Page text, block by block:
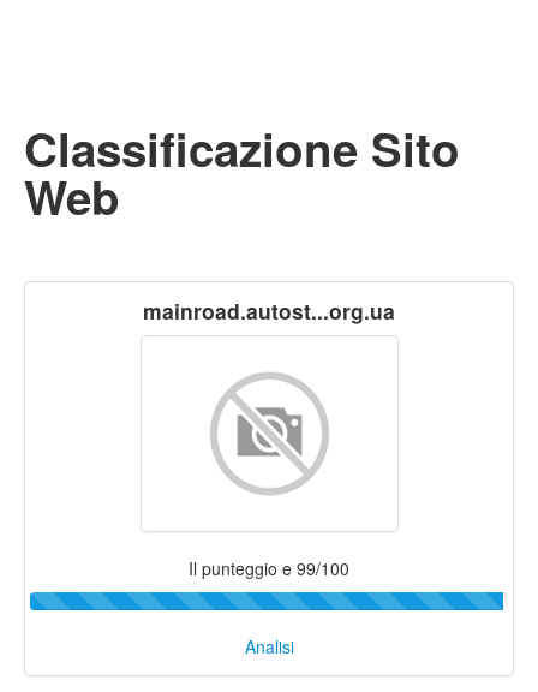
Classificazione Sito
Web
mainroad.autost...org.ua
Il punteggio e 99/100
Analisi